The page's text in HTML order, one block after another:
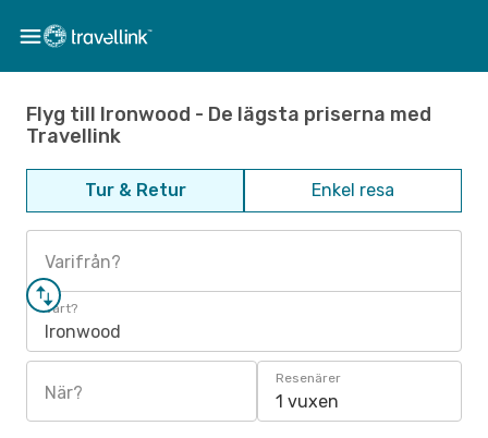
Flyg till Ironwood - De lägsta priserna med
Travellink
Tur & Retur Enkel resa
Varifrån?
Vart?
Ironwood
När?
Resenärer
1 vuxen